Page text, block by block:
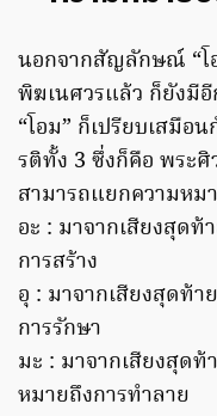
นอกจากสัญลักษณ์ “โ
พิฆเนศวรแล้ว ก็ยังมี
“โอม” ก็เปรียบเสมือ
รติทั้ง 3 ซึ่งก็คือ พระ
สามารถแยกความหม
อะ : มาจากเสียงสุดท้
การสร้าง
อุ : มาจากเสียงสุดท้
การรักษา
มะ : มาจากเสียงสุด
หมายถึงการทำลาย